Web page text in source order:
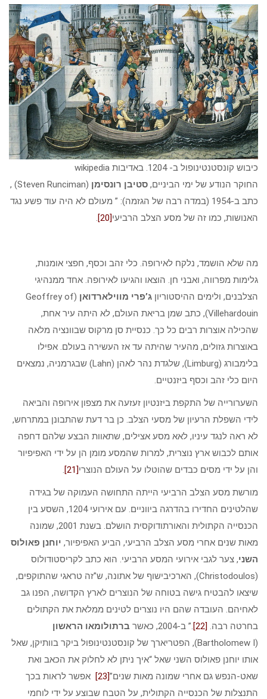
כיבוש קונסטנטינופול ב- 1204. באדיבות wikipedia
החוקר הנודע של ימי הביניים, סטיבן רונסימן
(Steven Runciman) ,
כתב ב-1954 (במדה רבה של הגזמה): ” מעולם לא היה עוד פשע נגד
האנושות, כמו זה של מסע הצלב הרביעי[20]
.
מה שלא הושמד, נלקח לאירופה. כלי זהב וכסף, חפצי אומנות,
גלימות מפרווה, ואבני חן. הוצאו והגיעו לאירופה. אחד ממנהיגי
הצלבנים, ולימים ההיסטוריון ג’פרי מווילארדואן
(Geoffrey of
Villehardouin), כתב שמן בריאת העולם, לא היתה עיר אחת,
שהכילה אוצרות רבים כל כך. כנסיית סן מרקוס שבוונציה מלאה
באוצרות גזולים, מהעיר שהיתה עד אז העשירה בעולם. אפילו
בלימבורג (Limburg), שלגדת נהר לאהן (Lahn) שבגרמניה, נמצאים
היום כלי זהב וכסף ביזנטיים.
השערורייה של התקפת ביזנטיון זעזעה את מצפון אירופה והביאה
לידי השפלת הרעיון של מסעי הצלב. כן בר דעת שהתבונן במתרחש,
לא ראה לנגד עיניו, לאא מסע אצילים, שתאוות הבצע שלהם דחפה
אותם לכבוש ארץ נוצרית, למרות שהמסע מומן הן על ידי האפיפיור
והן על ידי מסים כבדים שהוטלו על העולם הנוצרי[21]
.
מורשת מסע הצלב הרביעי הייתה התחושה העמוקה של בגידה
שהלטינים החדירו בהדרגה ביווניים. עם אירועי 1204, השסע בין
הכנסייה הקתולית והאורתודוקסית הושלם. בשנת 2001, שמונה
מאות שנים אחרי מסע הצלב הרביעי, הביע האפיפיור, יוחנן פאולוס
השני, צער לגבי אירועי המסע הרביעי. הוא כתב לקריסטודולוס
(Christodoulos), הארכיבישוף של אתונה, ש”זה טראגי שהתוקפים,
שיצאו להבטיח גישה בטוחה של הנוצרים לארץ הקדושה, הפנו גב
לאחיהם. העובדה שהם היו נוצרים לטינים ממלאת את הקתולים
בחרטה רבה. [22] .” ב-2004, כאשר
ברתולומאו הראשון
(Bartholomew I), הפטריארך של קונסטנטינופול ביקר בוותיקן, שאל
אותו יוחנן פאולוס השני שאל “איך ניתן לא לחלוק את הכאב ואת
שאט-הנפש גם אחרי שמונה מאות שנים”[23]
אפשר לראות בכך
התנצלות של הכנסייה הקתולית, על הטבח שבוצע על ידי לוחמי